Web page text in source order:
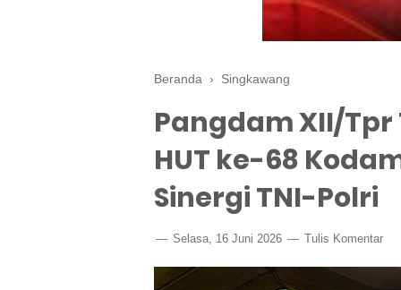
Beranda › Singkawang
Pangdam XII/
HUT ke-68
Sinergi TNI-Polri
Selasa, 16 Juni 2026 Tulis Komentar